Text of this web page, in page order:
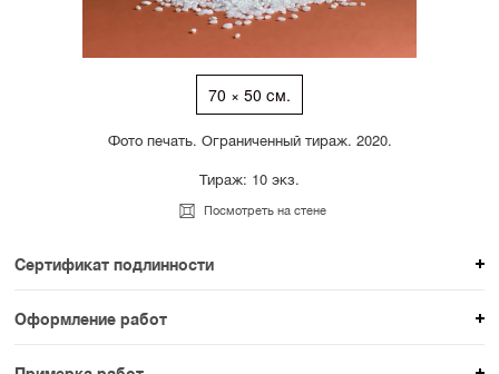
70 × 50 см.
Фото печать. Ограниченный тираж. 2020.
Тираж: 10 экз.
Посмотреть на стене
Сертификат подлинности
К каждому авторскому произведению мы
прикладываем сертификат подлинности. Для товаров
раздела SAMPLE СЕРИЯ сертификаты не
Оформление работ
При покупке произведения вы можете выбрать и